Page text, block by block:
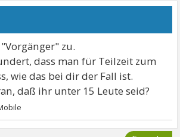
zu.
dass man für Teilzeit zum
wie das bei dir der Fall ist.
daß ihr unter 15 Leute seid?